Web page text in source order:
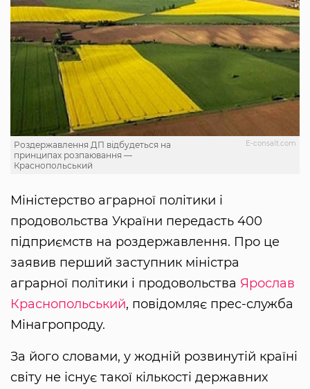
Е-consalt.com
Роздержавлення ДП відбудеться на
принципах розпаювання —
Краснопольський
Міністерство аграрної політики і
продовольства України передасть 400
підприємств на роздержавлення. Про це
заявив перший заступник міністра
аграрної політики і продовольства Ярослав
Краснопольський, повідомляє прес-служба
Мінагропроду.
За його словами, у жодній розвинутій країні
світу не існує такої кількості державних